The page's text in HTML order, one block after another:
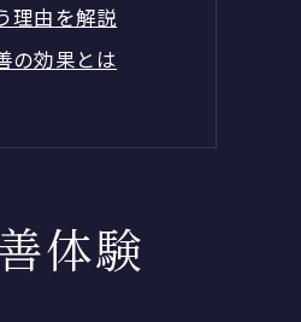
理由を解説
の効果とは
特徴
改善体験
容室の新常識
ト空間の重要性
体験